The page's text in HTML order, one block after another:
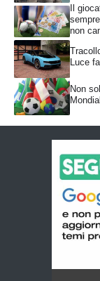
Il
non
Luce
Non